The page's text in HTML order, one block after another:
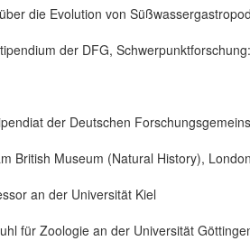
die Evolution von
der DFG,
der Deutschen
British Museum (Natural History), London
an der Universität Kiel
für Zoologie an der Universität